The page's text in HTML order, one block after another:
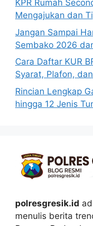
KPR Rumah
Mengajukan dan
Jangan Sampai
Sembako 2026
Cara Daftar KUR
Syarat, Plafon,
Rincian Lengkap
hingga 12 Jenis
polresgresik.id
menulis berita